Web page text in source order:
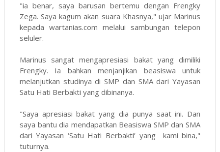
"ia benar, saya barusan bertemu dengan Frengky
Zega. Saya kagum akan suara Khasnya," ujar Marinus
kepada wartanias.com melalui sambungan telepon
seluler.
Marinus sangat mengapresiasi bakat yang dimiliki
Frengky. Ia bahkan menjanjikan beasiswa untuk
melanjutkan studinya di SMP dan SMA dari Yayasan
Satu Hati Berbakti yang dibinanya.
"Saya apresiasi bakat yang dia punya saat ini. Dan
saya bantu dia mendapatkan Beasiswa SMP dan SMA
dari Yayasan ‘Satu Hati Berbakti’ yang kami bina,"
tuturnya.